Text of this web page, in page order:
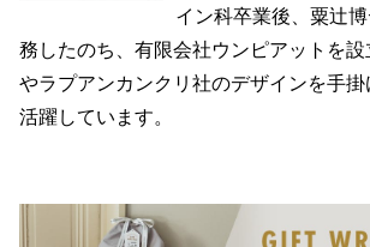
イン科卒業後、粟辻
務したのち、有限会社ウンピアットを
やラプアンカンクリ社のデザインを手
活躍しています。